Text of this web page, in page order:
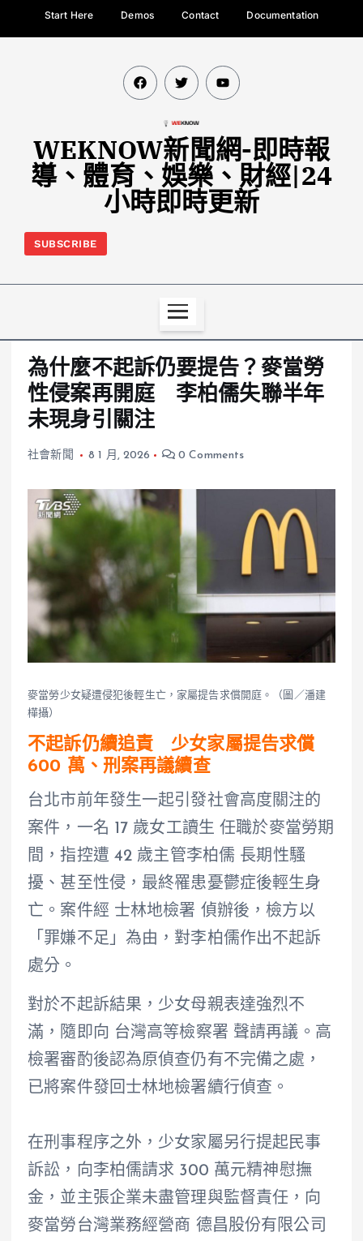
Start Here Demos Contact Documentation
WEKNOW新聞網-即時報
導、體育、娛樂、財經|24
小時即時更新
SUBSCRIBE
為什麼不起訴仍要提告？麥當勞
性侵案再開庭 李柏儒失聯半年
未現身引關注
社會新聞 8 1 月, 2026 0 Comments
麥當勞少女疑遭侵犯後輕生亡，家屬提告求償開庭。（圖／潘建
樺攝）
不起訴仍續追責 少女家屬提告求償
600 萬、刑案再議續查
台北市前年發生一起引發社會高度關注的
案件，一名 17 歲女工讀生 任職於麥當勞期
間，指控遭 42 歲主管李柏儒 長期性騷
擾、甚至性侵，最終罹患憂鬱症後輕生身
亡。案件經 士林地檢署 偵辦後，檢方以
「罪嫌不足」為由，對李柏儒作出不起訴
處分。
對於不起訴結果，少女母親表達強烈不
滿，隨即向 台灣高等檢察署 聲請再議。高
檢署審酌後認為原偵查仍有不完備之處，
已將案件發回士林地檢署續行偵查。
在刑事程序之外，少女家屬另行提起民事
訴訟，向李柏儒請求 300 萬元精神慰撫
金，並主張企業未盡管理與監督責任，向
麥當勞台灣業務經營商 德昌股份有限公司